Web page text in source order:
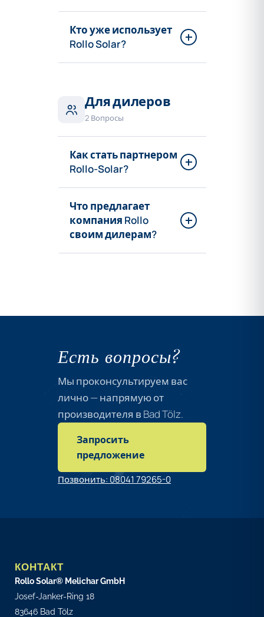
Кто уже использует
Rollo Solar?
Для дилеров
2 Вопросы
Как стать партнером
Rollo-Solar?
Что предлагает
компания Rollo
своим дилерам?
специализированных
Доступ к
конфигуратору
Доступ к
порталу для
дилеров
Пакет для
скачивания
протектора и
каталог
Есть вопросы?
Мы проконсультируем вас
лично — напрямую от
производителя в Bad Tölz.
Запросить
предложение
Позвонить: 08041 79265-0
КОНТАКТ
Rollo Solar® Melichar GmbH
Josef-Janker-Ring 18
83646 Bad Tölz